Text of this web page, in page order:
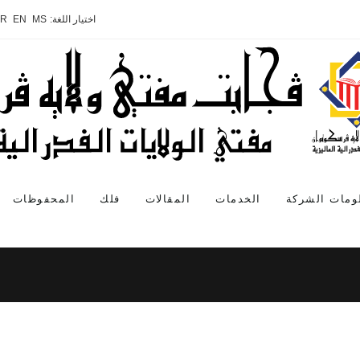
اختيار اللغة: MS
EN
الشركة الخدمات المقالات فلك المحفوظات